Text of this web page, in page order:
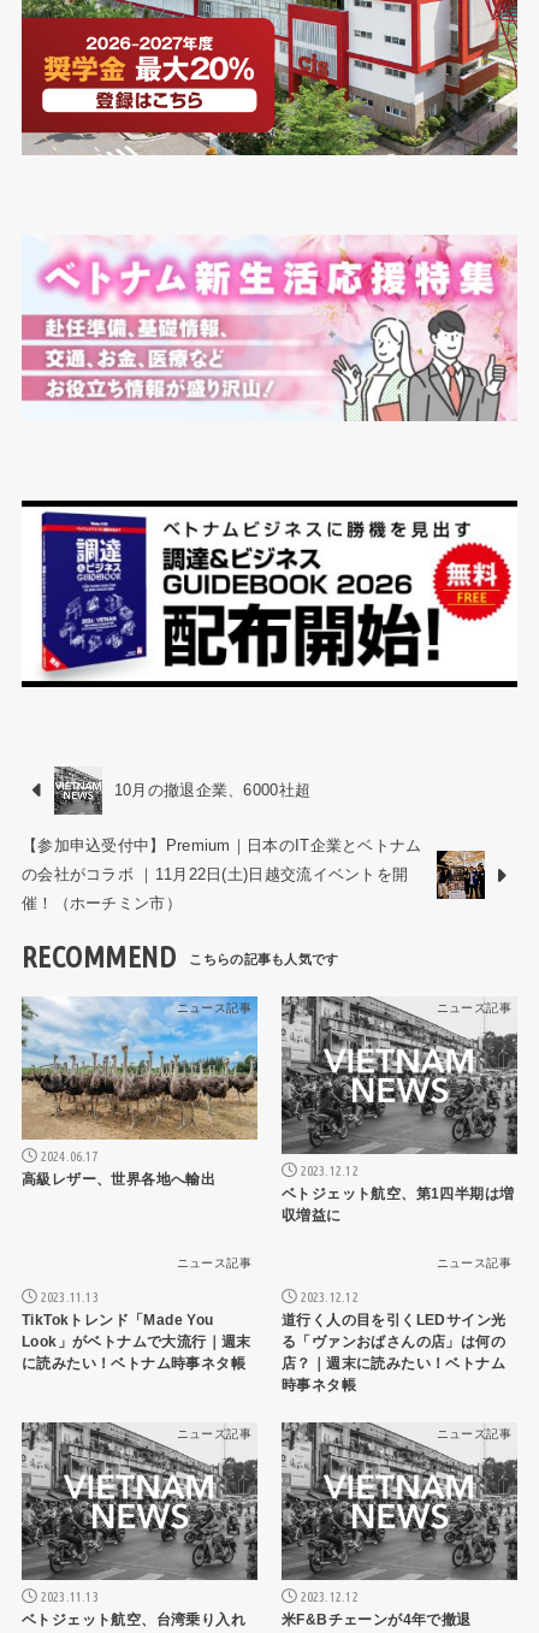
10月の撤退企業、6000社超
【参加申込受付中】Premium｜日本のIT企業とベトナム
の会社がコラボ ｜11月22日(土)日越交流イベントを開
催！（ホーチミン市）
RECOMMEND
ニュース記事
2024.06.17
高級レザー、世界各地へ輸出
ニュース記事
2023.12.12
ベトジェット航空、第1四半期は増
収増益に
ニュース記事
2023.11.13
TikTokトレンド「Made You
Look」がベトナムで大流行｜週末
に読みたい！ベトナム時事ネタ帳
ニュース記事
2023.12.12
道行く人の目を引くLEDサイン光
る「ヴァンおばさんの店」は何の
店？｜週末に読みたい！ベトナム
時事ネタ帳
ニュース記事
2023.11.13
ベトジェット航空、台湾乗り入れ
ニュース記事
2023.12.12
米F&Bチェーンが4年で撤退